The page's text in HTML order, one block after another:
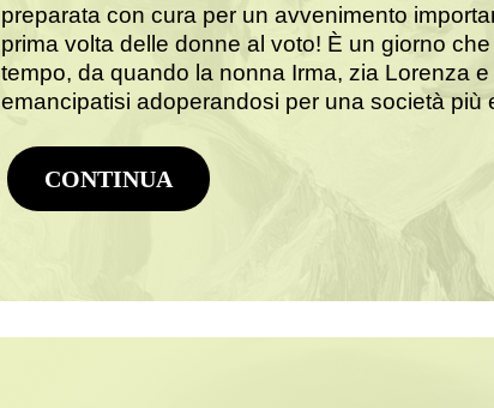
preparata con cura per un avvenimento
prima volta delle donne al voto! È un giorno
tempo, da quando la nonna Irma, zia Lorenza e
emancipatisi adoperandosi per una società più
CONTINUA